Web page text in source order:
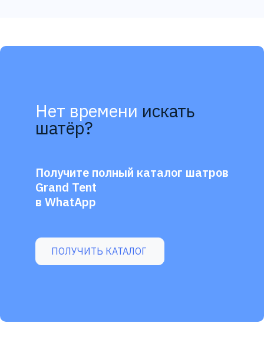
Нет времени искать
шатёр?
Получите полный каталог шатров
Grand Tent
в WhatApp
ПОЛУЧИТЬ КАТАЛОГ